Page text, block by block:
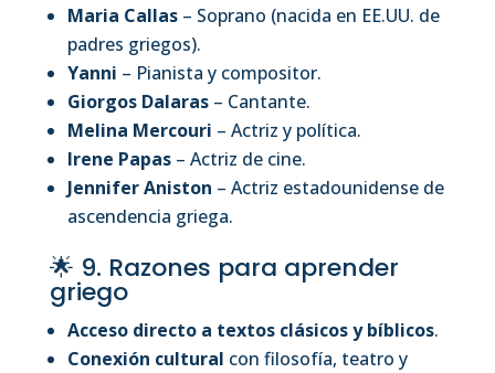
Maria Callas– Soprano (nacida en EE.UU. de
padres griegos).
Yanni – Pianista y compositor.
Giorgos Dalaras– Cantante.
Melina Mercouri – Actriz y política.
Irene Papas– Actriz de cine.
Jennifer Aniston – Actriz estadounidense de
ascendencia griega.
🌟 9. Razones para aprender
griego
Acceso directo a textos clásicos y bíblicos.
Conexión cultural con filosofía, teatro y